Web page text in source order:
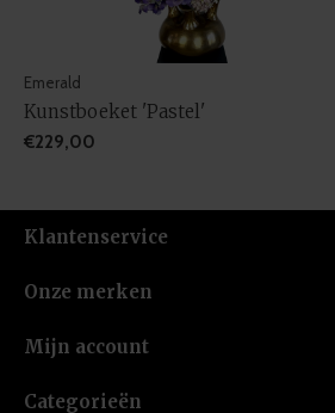
Emerald
Kunstboeket 'Pastel'
€229,00
Klantenservice
Onze merken
Mijn account
Categorieën